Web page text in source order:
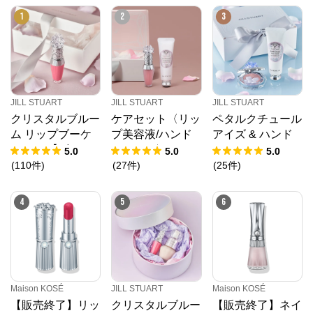
1
JILL STUART
クリスタルブルー
ム リップブーケ
セラム 【ギフト
ラッピング】
5.0
(110件)
2
JILL STUART
ケアセット〈リッ
プ美容液/ハンド
クリーム〉5.0
(27件)
3
JILL STUART
ペタルクチュール
アイズ & ハンド
クリームセット
5.0
(25件)
4
Maison KOSÉ
【販売終了】リッ
5
JILL STUART
クリスタルブルー
6
Maison KOSÉ
【販売終了】ネイ
た、コーセー商品をご購入いただくことができます。